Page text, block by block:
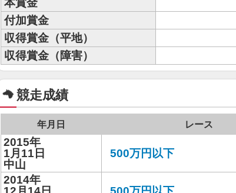
本賞金
付加賞金
収得賞金（平地）
収得賞金（障害）
競走成績
年月日 レース
2015年
1月11日
中山
500万円以下
2014年